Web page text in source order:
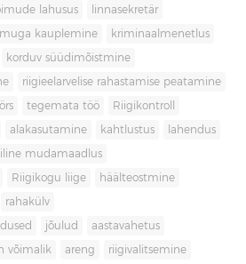
lahusus linnasekretär
kauplemine kriminaalmenetlus
korduv süüdimõistmine
riigieelarvelise rahastamise peatamine
tegemata töö Riigikontroll
alakasutamine kahtlustus lahendus
mudamaadlus
Riigikogu liige häälteostmine
rahakülv
jõulud aastavahetus
võimalik areng riigivalitsemine